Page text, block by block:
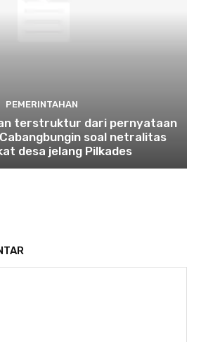
PEMERINTAHAN
terstruktur dari pernyataan
soal netralitas
desa jelang Pilkades